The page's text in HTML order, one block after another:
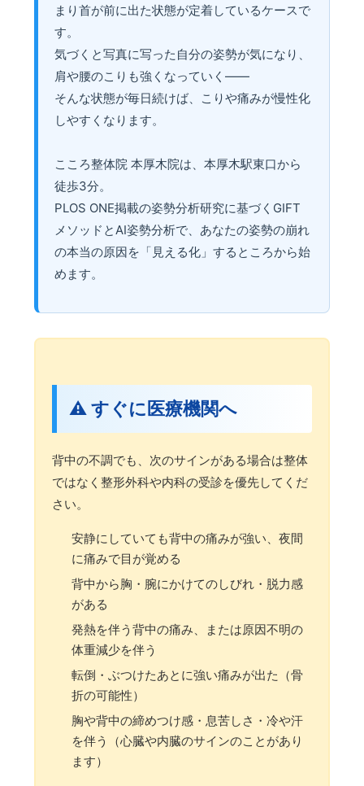
まり首が前に出た状態が定着しているケースで
す。
気づくと写真に写った自分の姿勢が気になり、
肩や腰のこりも強くなっていく——
そんな状態が毎日続けば、こりや痛みが慢性化
しやすくなります。
こころ整体院 本厚木院は、本厚木駅東口から
徒歩3分。
PLOS ONE掲載の姿勢分析研究に基づくGIFT
メソッドとAI姿勢分析で、あなたの姿勢の崩れ
の本当の原因を「見える化」するところから始
めます。
⚠️ すぐに医療機関へ
背中の不調でも、次のサインがある場合は整体
ではなく整形外科や内科の受診を優先してくだ
さい。
安静にしていても背中の痛みが強い、夜間
に痛みで目が覚める
背中から胸・腕にかけてのしびれ・脱力感
がある
発熱を伴う背中の痛み、または原因不明の
体重減少を伴う
転倒・ぶつけたあとに強い痛みが出た（骨
折の可能性）
胸や背中の締めつけ感・息苦しさ・冷や汗
を伴う（心臓や内臓のサインのことがあり
ます）